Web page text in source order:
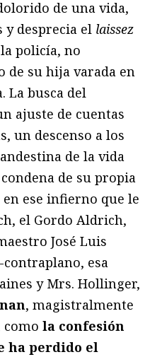
de una vida,
desprecia el laissez
policía, no
de su hija varada en
La busca del
ajuste de cuentas
un descenso a los
de la vida
de su propia
ese infierno que le
el Gordo Aldrich,
José Luis
esa
y Mrs. Hollinger,
, magistralmente
como la confesión
ha perdido el